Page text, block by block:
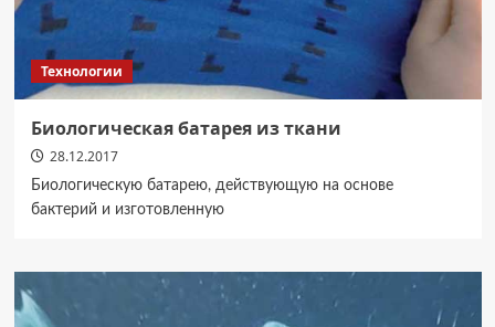
Технологии
Биологическая батарея из ткани
28.12.2017
Биологическую батарею, действующую на основе
бактерий и изготовленную